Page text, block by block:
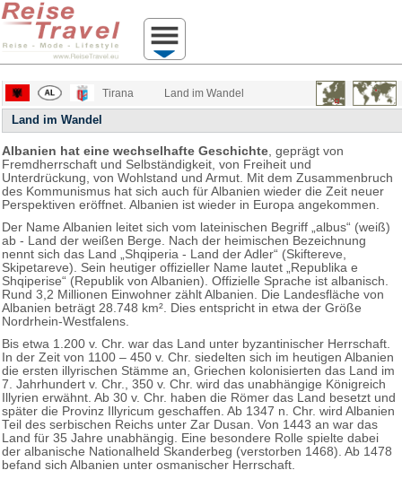
Tirana Land im Wandel
Land im Wandel
Albanien hat eine wechselhafte Geschichte , geprägt von
Fremdherrschaft und Selbständigkeit, von Freiheit und
Unterdrückung, von Wohlstand und Armut. Mit dem Zusammenbruch
des Kommunismus hat sich auch für Albanien wieder die Zeit neuer
Perspektiven eröffnet. Albanien ist wieder in Europa angekommen.
Der Name Albanien leitet sich vom lateinischen Begriff „albus“ (weiß)
ab - Land der weißen Berge. Nach der heimischen Bezeichnung
nennt sich das Land „Shqiperia - Land der Adler“ (Skiftereve,
Skipetareve). Sein heutiger offizieller Name lautet „Republika e
Shqiperise“ (Republik von Albanien). Offizielle Sprache ist albanisch.
Rund 3,2 Millionen Einwohner zählt Albanien. Die Landesfläche von
Albanien beträgt 28.748 km². Dies entspricht in etwa der Größe
Nordrhein-Westfalens.
Bis etwa 1.200 v. Chr. war das Land unter byzantinischer Herrschaft.
In der Zeit von 1100 – 450 v. Chr. siedelten sich im heutigen Albanien
die ersten illyrischen Stämme an, Griechen kolonisierten das Land im
7. Jahrhundert v. Chr., 350 v. Chr. wird das unabhängige Königreich
Illyrien erwähnt. Ab 30 v. Chr. haben die Römer das Land besetzt und
später die Provinz Illyricum geschaffen. Ab 1347 n. Chr. wird Albanien
Teil des serbischen Reichs unter Zar Dusan. Von 1443 an war das
Land für 35 Jahre unabhängig. Eine besondere Rolle spielte dabei
der albanische Nationalheld Skanderbeg (verstorben 1468). Ab 1478
befand sich Albanien unter osmanischer Herrschaft.